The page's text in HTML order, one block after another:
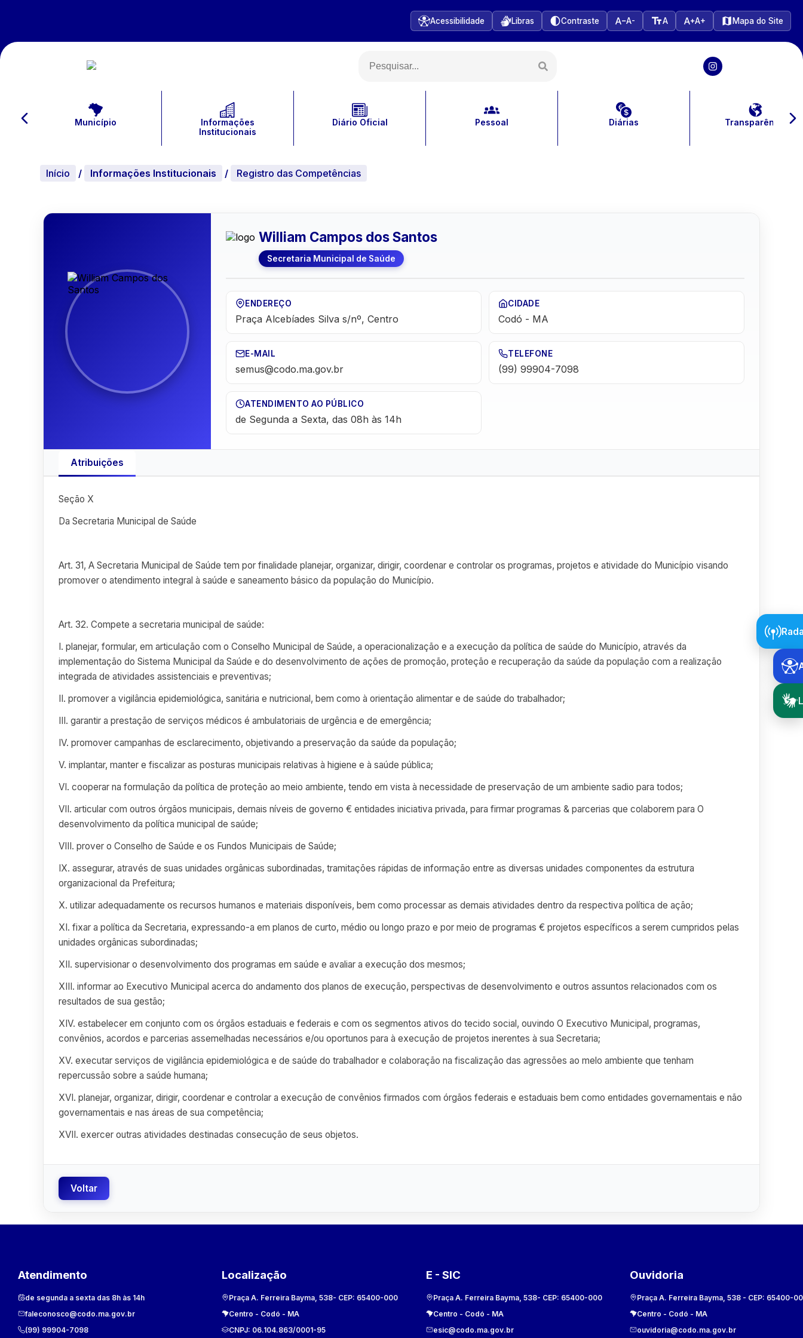
Acessibilidade Libras Contraste A- A A+ Mapa do Site
Município
Informações
Institucionais
Diário Oficial Pessoal Diárias Transparência
Início / Informações Institucionais / Registro das Competências
William Campos dos Santos
Secretaria Municipal de Saúde
ENDEREÇO
Praça Alcebíades Silva s/nº, Centro
CIDADE
Codó - MA
E-MAIL
semus@codo.ma.gov.br
TELEFONE
(99) 99904-7098
ATENDIMENTO AO PÚBLICO
de Segunda a Sexta, das 08h às 14h
Atribuições
Seção X
Da Secretaria Municipal de Saúde
Art. 31, A Secretaria Municipal de Saúde tem por finalidade planejar, organizar, dirigir, coordenar e controlar os programas, projetos e atividade do Município visando
promover o atendimento integral à saúde e saneamento básico da população do Município.
Art. 32. Compete a secretaria municipal de saúde:
I. planejar, formular, em articulação com o Conselho Municipal de Saúde, a operacionalização e a execução da política de saúde do Município, através da
implementação do Sistema Municipal da Saúde e do desenvolvimento de ações de promoção, proteção e recuperação da saúde da população com a realização
integrada de atividades assistenciais e preventivas;
II. promover a vigilância epidemiológica, sanitária e nutricional, bem como à orientação alimentar e de saúde do trabalhador;
III. garantir a prestação de serviços médicos é ambulatoriais de urgência e de emergência;
IV. promover campanhas de esclarecimento, objetivando a preservação da saúde da população;
V. implantar, manter e fiscalizar as posturas municipais relativas à higiene e à saúde pública;
VI. cooperar na formulação da política de proteção ao meio ambiente, tendo em vista à necessidade de preservação de um ambiente sadio para todos;
VII. articular com outros órgãos municipais, demais níveis de governo € entidades iniciativa privada, para firmar programas & parcerias que colaborem para O
desenvolvimento da política municipal de saúde;
VIII. prover o Conselho de Saúde e os Fundos Municipais de Saúde;
IX. assegurar, através de suas unidades orgânicas subordinadas, tramitações rápidas de informação entre as diversas unidades componentes da estrutura
organizacional da Prefeitura;
X. utilizar adequadamente os recursos humanos e materiais disponíveis, bem como processar as demais atividades dentro da respectiva política de ação;
XI. fixar a política da Secretaria, expressando-a em planos de curto, médio ou longo prazo e por meio de programas € projetos específicos a serem cumpridos pelas
unidades orgânicas subordinadas;
XII. supervisionar o desenvolvimento dos programas em saúde e avaliar a execução dos mesmos;
XIII. informar ao Executivo Municipal acerca do andamento dos planos de execução, perspectivas de desenvolvimento e outros assuntos relacionados com os
resultados de sua gestão;
XIV. estabelecer em conjunto com os órgãos estaduais e federais e com os segmentos ativos do tecido social, ouvindo O Executivo Municipal, programas,
convênios, acordos e parcerias assemelhadas necessários e/ou oportunos para à execução de projetos inerentes à sua Secretaria;
XV. executar serviços de vigilância epidemiológica e de saúde do trabalhador e colaboração na fiscalização das agressões ao melo ambiente que tenham
repercussão sobre a saúde humana;
XVI. planejar, organizar, dirigir, coordenar e controlar a execução de convênios firmados com órgãos federais e estaduais bem como entidades governamentais e não
governamentais e nas áreas de sua competência;
XVII. exercer outras atividades destinadas consecução de seus objetos.
Voltar
Atendimento
de segunda a sexta das 8h às 14h
faleconosco@codo.ma.gov.br
(99) 99904-7098
Localização
Praça A. Ferreira Bayma, 538- CEP: 65400-000
Centro - Codó - MA
CNPJ: 06.104.863/0001-95
E - SIC
Praça A. Ferreira Bayma, 538- CEP: 65400-000
Centro - Codó - MA
esic@codo.ma.gov.br
Ouvidoria
Praça A. Ferreira Bayma, 538- CEP: 65400-
Centro - Codó - MA
ouvidoria@codo.ma.gov.br